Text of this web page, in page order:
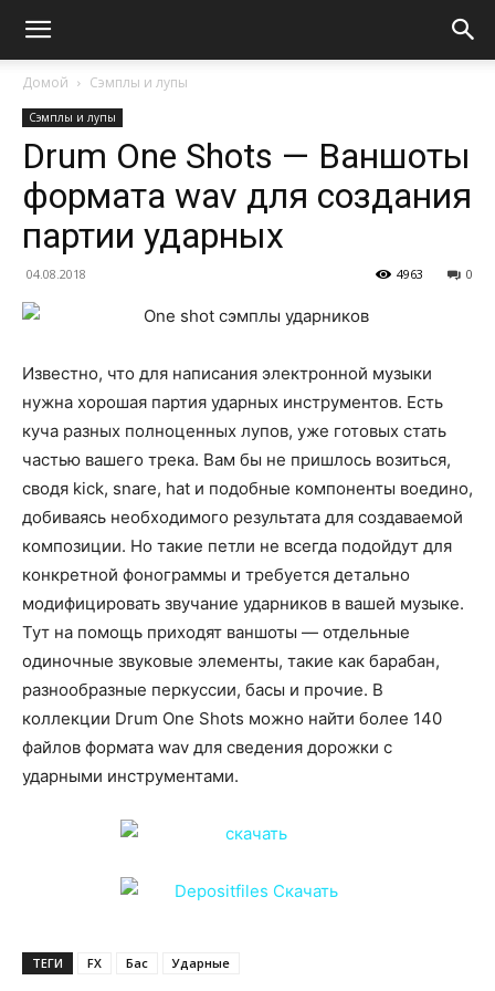
Домой Сэмплы и лупы
Сэмплы и лупы
Drum One Shots — Ваншоты
формата wav для создания
партии ударных
04.08.2018 0
4963
Известно, что для написания электронной музыки
нужна хорошая партия ударных инструментов. Есть
куча разных полноценных лупов, уже готовых стать
частью вашего трека. Вам бы не пришлось возиться,
сводя kick, snare, hat и подобные компоненты воедино,
добиваясь необходимого результата для создаваемой
композиции. Но такие петли не всегда подойдут для
конкретной фонограммы и требуется детально
модифицировать звучание ударников в вашей музыке.
Тут на помощь приходят ваншоты — отдельные
одиночные звуковые элементы, такие как барабан,
разнообразные перкуссии, басы и прочие. В
коллекции Drum One Shots можно найти более 140
файлов формата wav для сведения дорожки с
ударными инструментами.
ТЕГИ FX Бас Ударные